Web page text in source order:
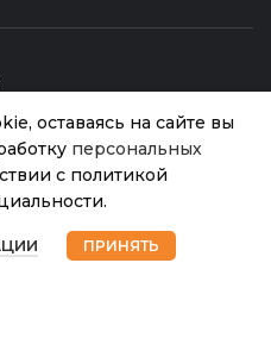
ИП Хрипунов Сергей
304420530300327
Персональные данные.
оставаясь на сайте вы
персональных
с политикой
ПРИНЯТЬ
наличии
Корзина Мой аккаунт